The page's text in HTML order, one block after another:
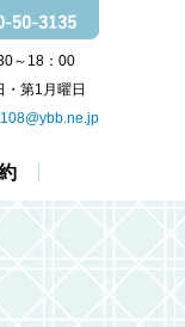
～18：00
・第1月曜日